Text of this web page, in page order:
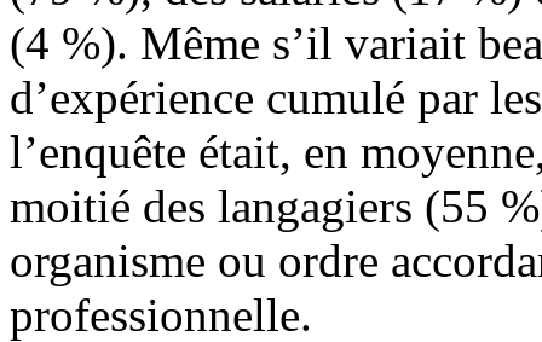
(4 %). Même s’il variait
d’expérience cumulé par
l’enquête était, en
moitié des langagiers (55
organisme ou ordre
professionnelle.